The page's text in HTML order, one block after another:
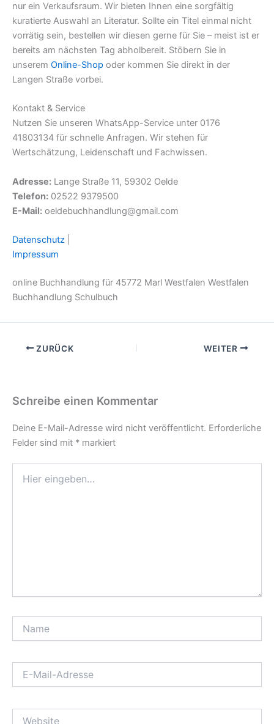
nur ein Verkaufsraum. Wir bieten Ihnen eine sorgfältig
kuratierte Auswahl an Literatur. Sollte ein Titel einmal nicht
vorrätig sein, bestellen wir diesen gerne für Sie – meist ist er
bereits am nächsten Tag abholbereit. Stöbern Sie in
unserem Online-Shop oder kommen Sie direkt in der
Langen Straße vorbei.
Kontakt & Service
Nutzen Sie unseren WhatsApp-Service unter 0176
41803134 für schnelle Anfragen. Wir stehen für
Wertschätzung, Leidenschaft und Fachwissen.
Adresse: Lange Straße 11, 59302 Oelde
Telefon: 02522 9379500
E-Mail: oeldebuchhandlung@gmail.com
Datenschutz
Impressum
online Buchhandlung für 45772 Marl Westfalen Westfalen
Buchhandlung Schulbuch
ZURÜCK WEITER
Schreibe einen Kommentar
Deine E-Mail-Adresse wird nicht veröffentlicht. Erforderliche
Felder sind mit * markiert
eingeben…
Mail-